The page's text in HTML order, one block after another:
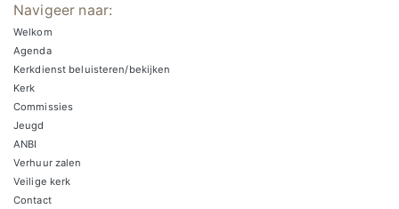
Navigeer naar:
Welkom
Agenda
Kerkdienst beluisteren/bekijken
Kerk
Commissies
Jeugd
ANBI
Verhuur zalen
Veilige kerk
Contact